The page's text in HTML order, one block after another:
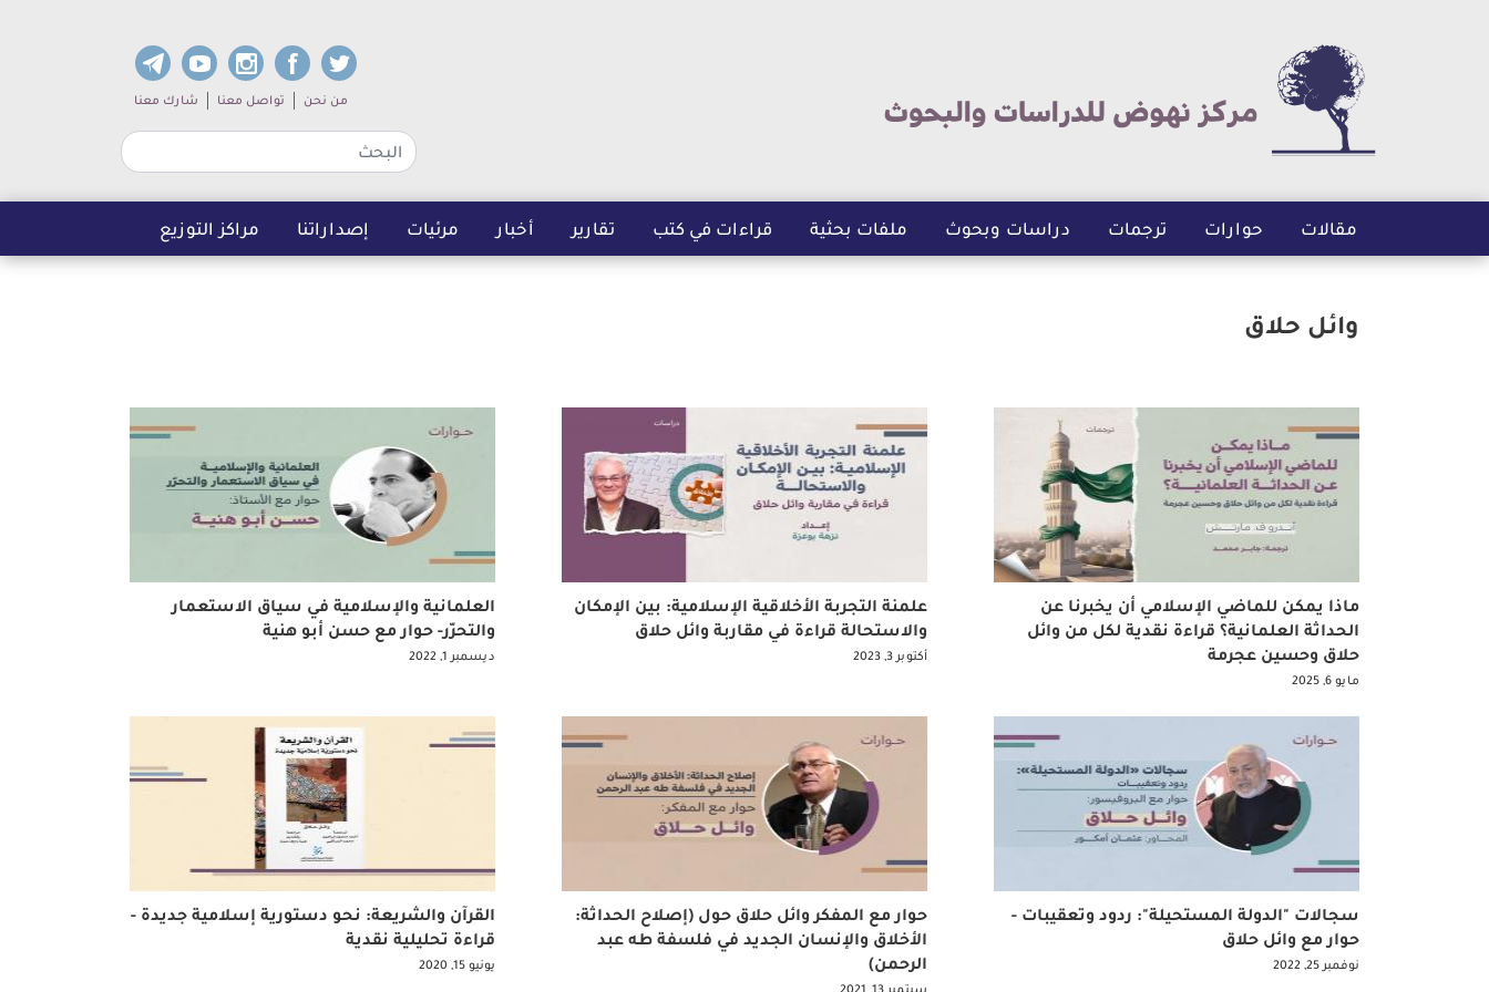
Sub navigation
من نحن تواصل معنا شارك معنا
مقالات حوارات ترجمات دراسات وبحوث ملفات بحثية قراءات في كتب تقارير أخبار مرئيات إصداراتنا مراكز التوزيع
وائل حلاق
ماذا يمكن للماضي الإسلامي أن يخبرنا عن
الحداثة العلمانية؟ قراءة نقدية لكل من وائل
حلاق وحسين عجرمة
مايو 6, 2025
علمنة التجربة الأخلاقية الإسلامية: بين الإمكان
والاستحالة قراءة في مقاربة وائل حلاق
أكتوبر 3, 2023
العلمانية والإسلامية في سياق الاستعمار
والتحرّر- حوار مع حسن أبو هنية
ديسمبر 1, 2022
سجالات "الدولة المستحيلة": ردود وتعقيبات -
حوار مع وائل حلاق
نوفمبر 25, 2022
حوار مع المفكر وائل حلاق حول (إصلاح الحداثة:
الأخلاق والإنسان الجديد في فلسفة طه عبد
الرحمن)
القرآن والشريعة: نحو دستورية إسلامية جديدة -
قراءة تحليلية نقدية
يونيو 15, 2020